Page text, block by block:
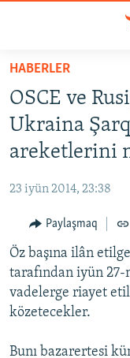
Esas
qaytmaq
Baş
navigatsiyağa
qaytmaq
Qıdıruvğa
qaytmaq
SİYASET
İQTİSADİYAT
MEDENİYET
İNSAN AQLARI
VİDEO
SÜRET
BLOGLAR
HABERLER
OSCE ve
Ukraina
areketlerini
23 iyün 2014, 23:38
Paylaşmaq
Öz başına ilân
tarafından iyün 27-
vadelerge riayet
közetecekler.
Bunı bazarertesi